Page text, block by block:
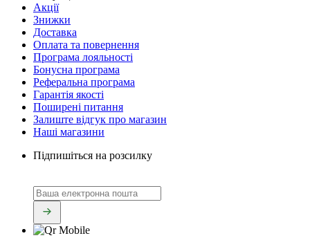
Акції
Знижки
Доставка
Оплата та повернення
Програма лояльності
Бонусна програма
Реферальна програма
Гарантія якості
Поширені питання
Залиште відгук про магазин
Наші магазини
Підпишіться на розсилку